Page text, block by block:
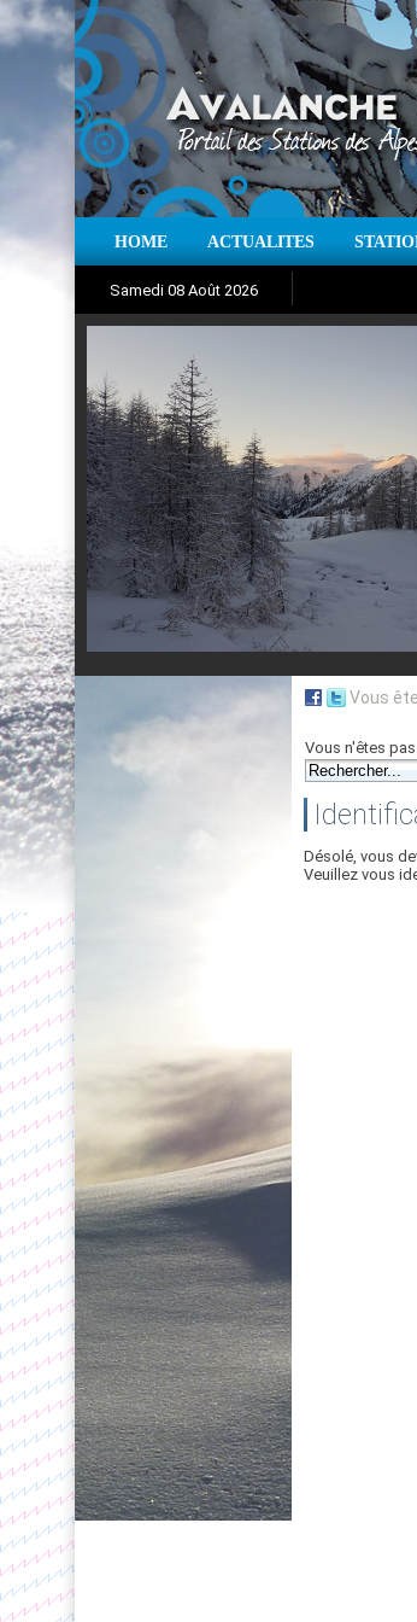
HOME ACTUALITES
Samedi 08 Août 2026
Aujourd'hui :
Suivez en
Vous
Vous n'êtes
Désolé, vous
Veuillez vous